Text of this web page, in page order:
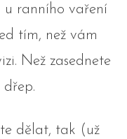
ranního vaření
tím, než vám
Než zasednete
dělat, tak (už